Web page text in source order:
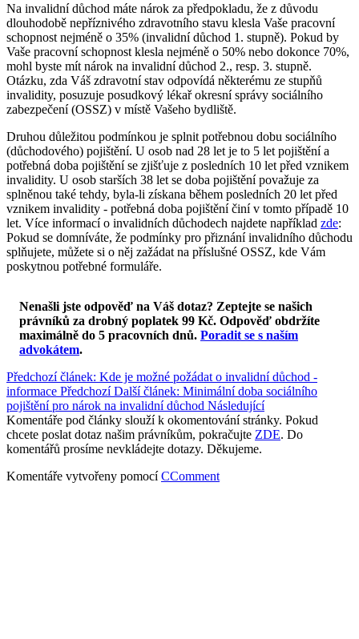
Na invalidní důchod máte nárok za předpokladu, že z důvodu
dlouhodobě nepříznivého zdravotního stavu klesla Vaše pracovní
schopnost nejméně o 35% (invalidní důchod 1. stupně). Pokud by
Vaše pracovní schopnost klesla nejméně o 50% nebo dokonce 70%,
mohl byste mít nárok na invalidní důchod 2., resp. 3. stupně.
Otázku, zda Váš zdravotní stav odpovídá některému ze stupňů
invalidity, posuzuje posudkový lékař okresní správy sociálního
zabezpečení (OSSZ) v místě Vašeho bydliště.
Druhou důležitou podmínkou je splnit potřebnou dobu sociálního
(důchodového) pojištění. U osob nad 28 let je to 5 let pojištění a
potřebná doba pojištění se zjišťuje z posledních 10 let před vznikem
invalidity. U osob starších 38 let se doba pojištění považuje za
splněnou také tehdy, byla-li získana během posledních 20 let před
vznikem invalidity - potřebná doba pojištění činí v tomto případě 10
let. Více informací o invalidních důchodech najdete například zde:
Pokud se domníváte, že podmínky pro přiznání invalidního důchodu
splňujete, můžete si o něj zažádat na příslušné OSSZ, kde Vám
poskytnou potřebné formuláře.
Nenašli jste odpověď na Váš dotaz? Zeptejte se našich
právníků za drobný poplatek 99 Kč. Odpověď obdržíte
maximálně do 5 pracovních dnů. Poradit se s naším
advokátem.
Předchozí článek: Kde je možné požádat o invalidní důchod -
informace Předchozí Další článek: Minimální doba sociálního
pojištění pro nárok na invalidní důchod Následující
Komentáře pod články slouží k okomentování stránky. Pokud
chcete poslat dotaz našim právníkům, pokračujte ZDE. Do
komentářů prosíme nevkládejte dotazy. Děkujeme.
Komentáře vytvořeny pomocíCComment